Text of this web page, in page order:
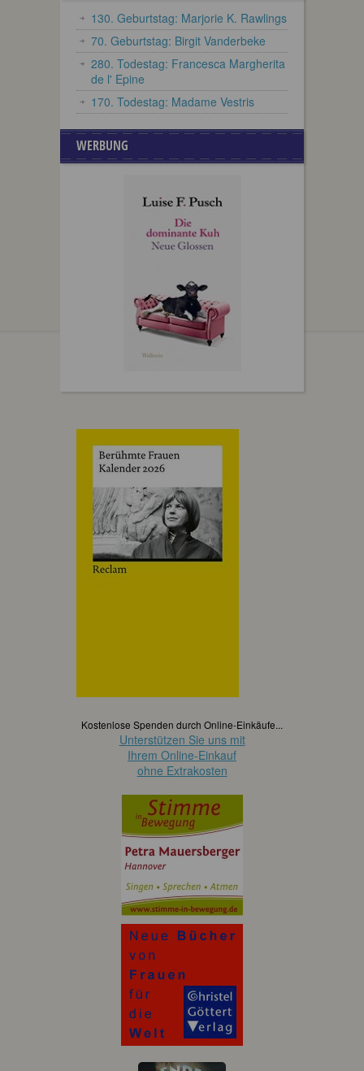
130. Geburtstag: Marjorie K. Rawlings
70. Geburtstag: Birgit Vanderbeke
280. Todestag: Francesca Margherita
de l' Epine
170. Todestag: Madame Vestris
WERBUNG
Kostenlose Spenden durch Online-Einkäufe...
Unterstützen Sie uns mit
Ihrem Online-Einkauf
ohne Extrakosten